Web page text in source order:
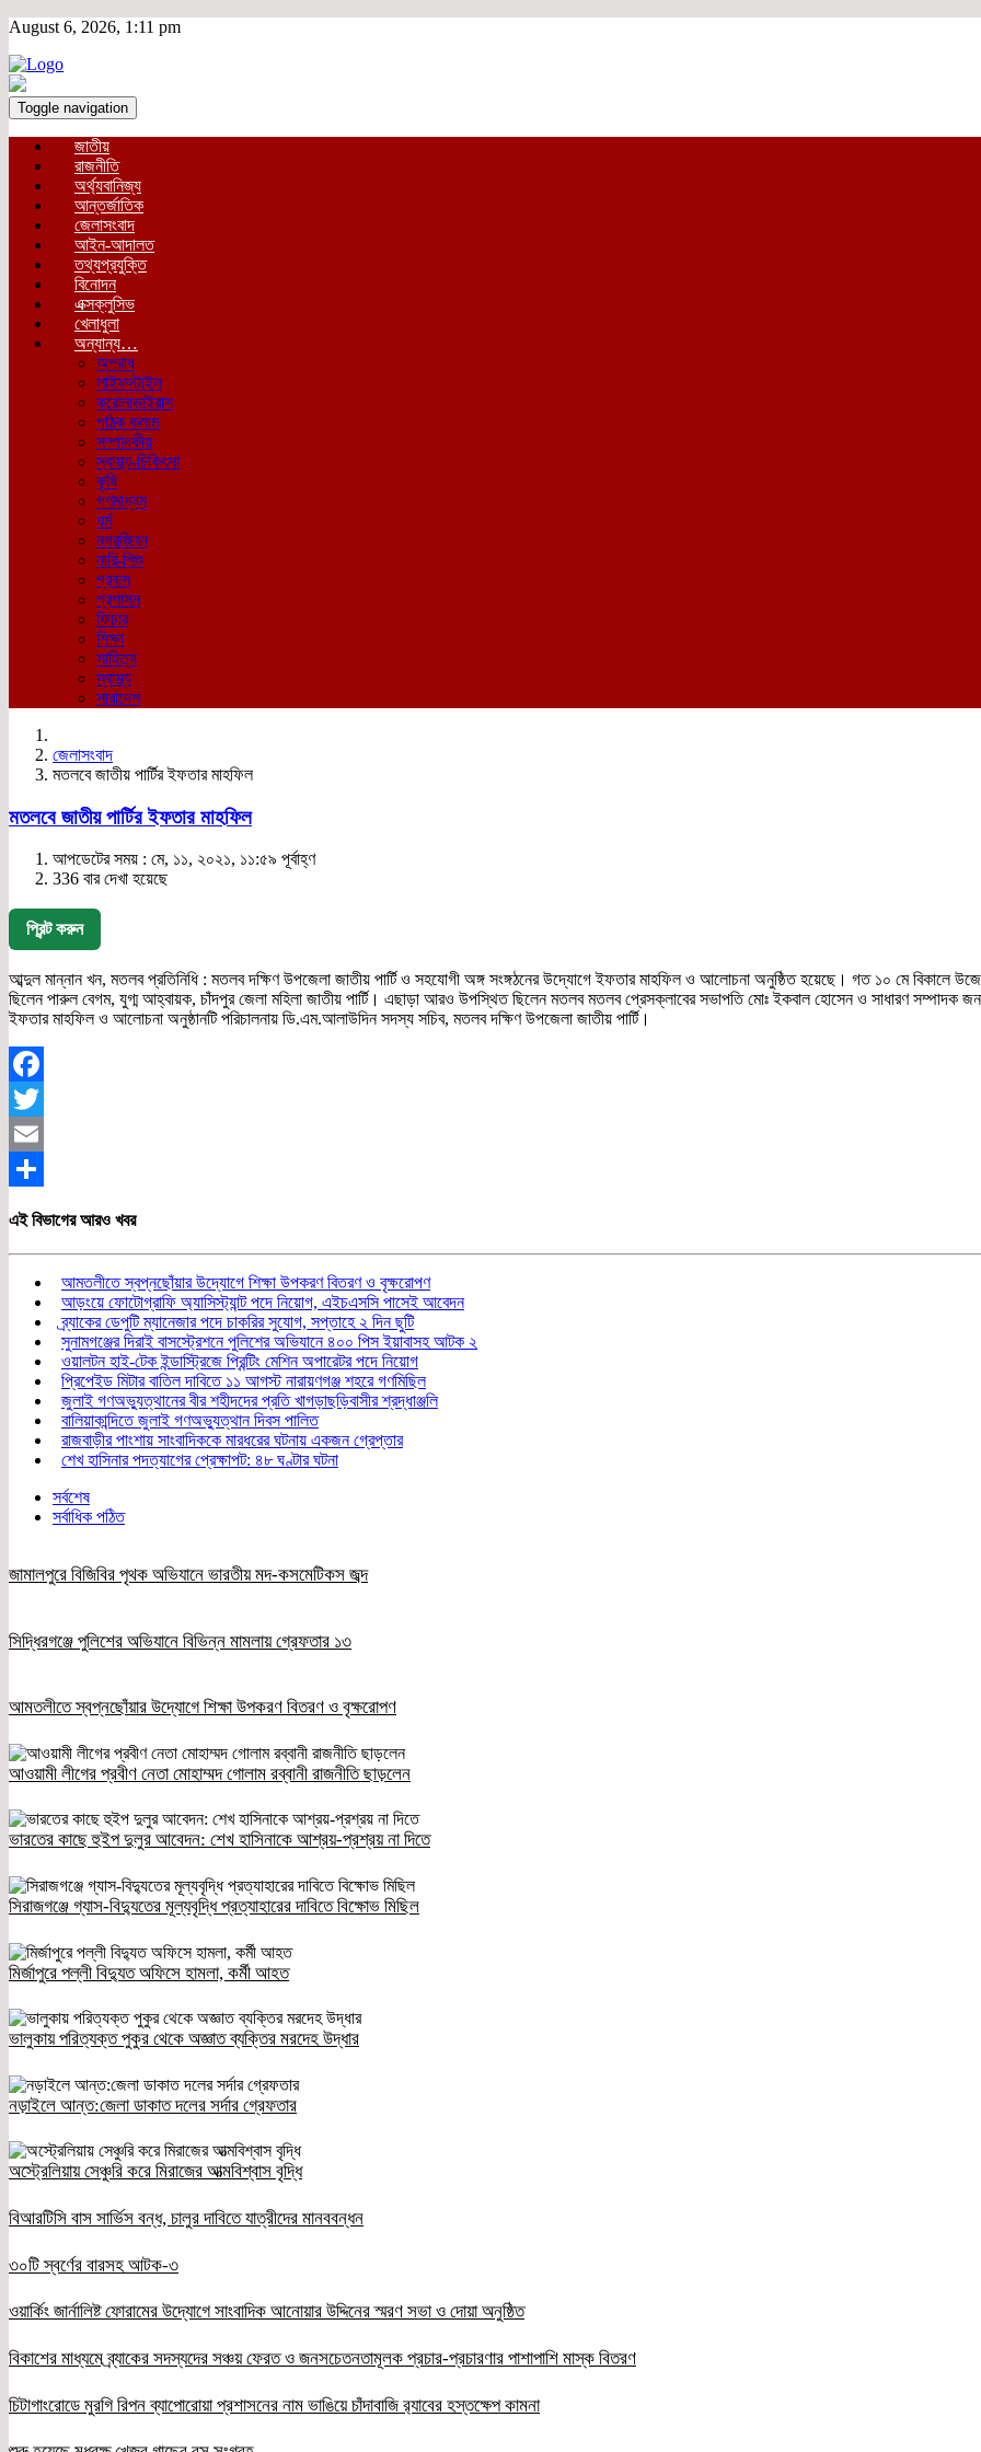
August 6, 2026, 1:11 pm
Toggle navigation
জাতীয়
রাজনীতি
অর্থ্যবানিজ্য
আন্তর্জাতিক
জেলাসংবাদ
আইন-আদালত
তথ্যপ্রযুক্তি
বিনোদন
এক্সক্লুসিভ
খেলাধুলা
অন্যান্য…
অপরাধ
লাইফস্টাইল
করোনাভাইরাস
পাঠক কলাম
সম্পাদকীয়
স্বাস্থ্য-চিকিৎসা
কৃষি
গণমাধ্যম
ধর্ম
নগরজিবন
নারি-শিশু
প্রবাস
প্রশাসন
ফিচার
শিক্ষা
সাহিত্য
স্বাস্থ্য
সারাদেশ
জেলাসংবাদ
মতলবে জাতীয় পার্টির ইফতার মাহফিল
মতলবে জাতীয় পার্টির ইফতার মাহফিল
আপডেটের সময় : মে, ১১, ২০২১, ১১:৫৯ পূর্বাহ্ণ
336 বার দেখা হয়েছে
প্রিন্ট করুন
আব্দুল মান্নান খন, মতলব প্রতিনিধি : মতলব দক্ষিণ উপজেলা জাতীয় পার্টি ও সহযোগী অঙ্গ সংঙ্গঠনের উদ্যোগে ইফতার মাহফিল ও আলোচনা অনুষ্ঠিত হয়েছে। গত ১০ মে বিকালে
ছিলেন পারুল বেগম, যুগ্ম আহ্বায়ক, চাঁদপুর জেলা মহিলা জাতীয় পার্টি। এছাড়া আরও উপস্থিত ছিলেন মতলব মতলব প্রেসক্লাবের সভাপতি মোঃ ইকবাল হোসেন ও সাধারণ সম্পাদক
ইফতার মাহফিল ও আলোচনা অনুষ্ঠানটি পরিচালনায় ডি.এম.আলাউদিন সদস্য সচিব, মতলব দক্ষিণ উপজেলা জাতীয় পার্টি।
Facebook
Twitter
Email
এই বিভাগের আরও খবর
আমতলীতে স্বপ্নছোঁয়ার উদ্যোগে শিক্ষা উপকরণ বিতরণ ও বৃক্ষরোপণ
আড়ংয়ে ফোটোগ্রাফি অ্যাসিস্ট্যান্ট পদে নিয়োগ, এইচএসসি পাসেই আবেদন
ব্র্যাকের ডেপুটি ম্যানেজার পদে চাকরির সুযোগ, সপ্তাহে ২ দিন ছুটি
সুনামগঞ্জের দিরাই বাসস্ট্রেশনে পুলিশের অভিযানে ৪০০ পিস ইয়াবাসহ আটক ২
ওয়ালটন হাই-টেক ইন্ডাস্ট্রিজে প্রিন্টিং মেশিন অপারেটর পদে নিয়োগ
প্রিপেইড মিটার বাতিল দাবিতে ১১ আগস্ট নারায়ণগঞ্জ শহরে গণমিছিল
জুলাই গণঅভ্যুত্থানের বীর শহীদদের প্রতি খাগড়াছড়িবাসীর শ্রদ্ধাঞ্জলি
বালিয়াকান্দিতে জুলাই গণঅভ্যুত্থান দিবস পালিত
রাজবাড়ীর পাংশায় সাংবাদিককে মারধরের ঘটনায় একজন গ্রেপ্তার
শেখ হাসিনার পদত্যাগের প্রেক্ষাপট: ৪৮ ঘণ্টার ঘটনা
সর্বশেষ
সর্বাধিক পঠিত
জামালপুরে বিজিবির পৃথক অভিযানে ভারতীয় মদ-কসমেটিকস জব্দ
সিদ্ধিরগঞ্জে পুলিশের অভিযানে বিভিন্ন মামলায় গ্রেফতার ১৩
আমতলীতে স্বপ্নছোঁয়ার উদ্যোগে শিক্ষা উপকরণ বিতরণ ও বৃক্ষরোপণ
আওয়ামী লীগের প্রবীণ নেতা মোহাম্মদ গোলাম রব্বানী রাজনীতি ছাড়লেন
ভারতের কাছে হুইপ দুলুর আবেদন: শেখ হাসিনাকে আশ্রয়-প্রশ্রয় না দিতে
সিরাজগঞ্জে গ্যাস-বিদ্যুতের মূল্যবৃদ্ধি প্রত্যাহারের দাবিতে বিক্ষোভ মিছিল
মির্জাপুরে পল্লী বিদ্যুত অফিসে হামলা, কর্মী আহত
ভালুকায় পরিত্যক্ত পুকুর থেকে অজ্ঞাত ব্যক্তির মরদেহ উদ্ধার
নড়াইলে আন্ত:জেলা ডাকাত দলের সর্দার গ্রেফতার
অস্ট্রেলিয়ায় সেঞ্চুরি করে মিরাজের আত্মবিশ্বাস বৃদ্ধি
বিআরটিসি বাস সার্ভিস বন্ধ, চালুর দাবিতে যাত্রীদের মানববন্ধন
৩০টি স্বর্ণের বারসহ আটক-৩
ওয়ার্কিং জার্নালিষ্ট ফোরামের উদ্যোগে সাংবাদিক আনোয়ার উদ্দিনের স্মরণ সভা ও দোয়া অনুষ্ঠিত
বিকাশের মাধ্যমে ব্র্যাকের সদস্যদের সঞ্চয় ফেরত ও জনসচেতনতামূলক প্রচার-প্রচারণার পাশাপাশি মাস্ক বিতরণ
চিটাগাংরোডে মুরগি রিপন ব্যাপোরোয়া প্রশাসনের নাম ভাঙিয়ে চাঁদাবাজি র‌্যাবের হস্তক্ষেপ কামনা